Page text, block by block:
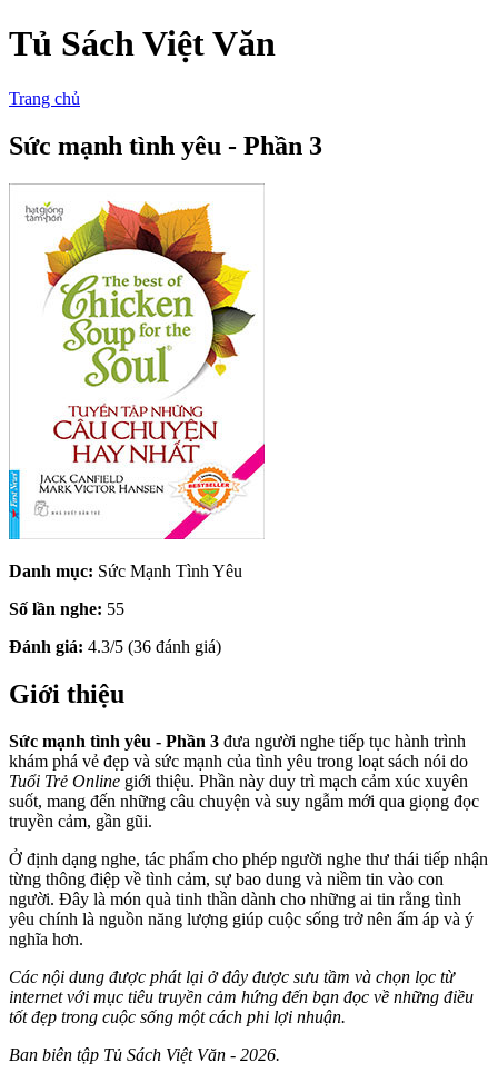
Tủ Sách Việt Văn
Trang chủ
Sức mạnh tình yêu - Phần 3
Danh mục: Sức Mạnh Tình Yêu
Số lần nghe: 55
Đánh giá: 4.3/5 (36 đánh giá)
Giới thiệu
Sức mạnh tình yêu - Phần 3 đưa người nghe tiếp tục hành trình
khám phá vẻ đẹp và sức mạnh của tình yêu trong loạt sách nói do
Tuổi Trẻ Online giới thiệu. Phần này duy trì mạch cảm xúc xuyên
suốt, mang đến những câu chuyện và suy ngẫm mới qua giọng đọc
truyền cảm, gần gũi.
Ở định dạng nghe, tác phẩm cho phép người nghe thư thái tiếp nhận
từng thông điệp về tình cảm, sự bao dung và niềm tin vào con
người. Đây là món quà tinh thần dành cho những ai tin rằng tình
yêu chính là nguồn năng lượng giúp cuộc sống trở nên ấm áp và ý
nghĩa hơn.
Các nội dung được phát lại ở đây được sưu tầm và chọn lọc từ
internet với mục tiêu truyền cảm hứng đến bạn đọc về những điều
tốt đẹp trong cuộc sống một cách phi lợi nhuận.
Ban biên tập Tủ Sách Việt Văn - 2026.